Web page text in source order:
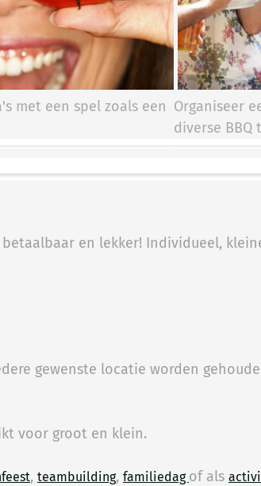
met een spel zoals een Organiseer
diverse BBQ
en lekker! Individueel,
gewenste locatie worden
voor groot en klein.
, teambuilding, familiedag of als